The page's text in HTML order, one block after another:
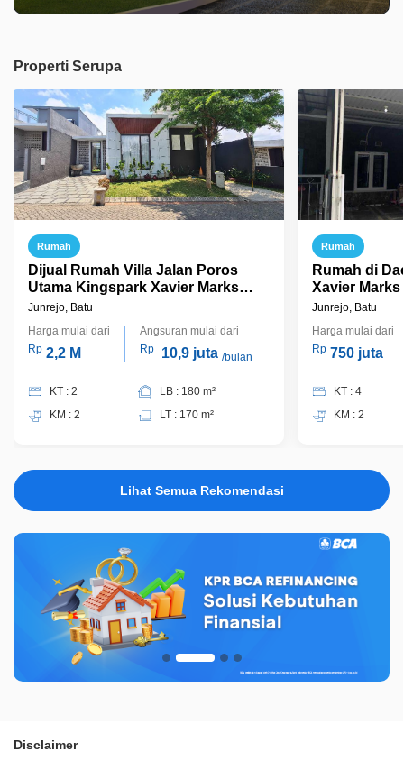
Properti Serupa
Rumah
Dijual Rumah Villa Jalan Poros
Utama Kingspark Xavier Marks
Grande Malang
Junrejo, Batu
Harga mulai dari
Rp 2,2 M
Angsuran mulai dari
Rp
10,9 juta /bulan
KT : 2
KM : 2
LB : 180 m²
LT : 170 m²
Rumah
Rumah di
Xavier
Junrejo, Batu
Harga mulai dari
Rp 750 juta
KT : 4
KM : 2
Lihat Semua Rekomendasi
Disclaimer